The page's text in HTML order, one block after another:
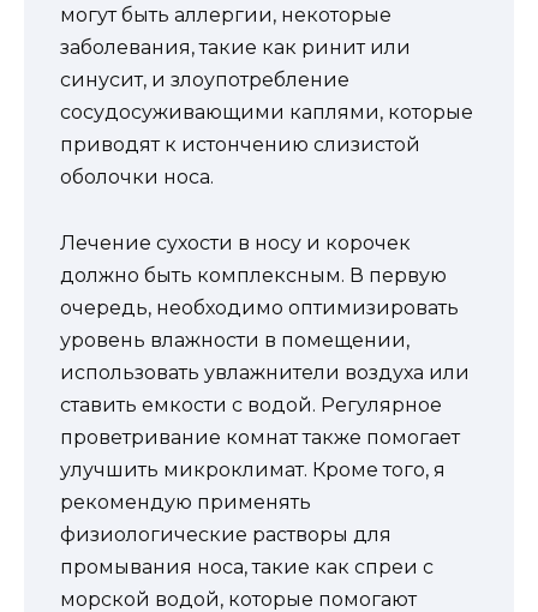
могут быть аллергии, некоторые
заболевания, такие как ринит или
синусит, и злоупотребление
сосудосуживающими каплями, которые
приводят к истончению слизистой
оболочки носа.
Лечение сухости в носу и корочек
должно быть комплексным. В первую
очередь, необходимо оптимизировать
уровень влажности в помещении,
использовать увлажнители воздуха или
ставить емкости с водой. Регулярное
проветривание комнат также помогает
улучшить микроклимат. Кроме того, я
рекомендую применять
физиологические растворы для
промывания носа, такие как спреи с
морской водой, которые помогают